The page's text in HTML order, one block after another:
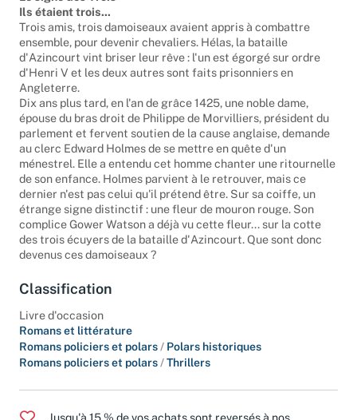
Le signe des Trois
Ils étaient trois...
Trois amis, trois damoiseaux avaient appris à combattre
ensemble, pour devenir chevaliers. Hélas, la bataille
d'Azincourt vint briser leur rêve : l'un est égorgé sur ordre
d'Henri V et les deux autres sont faits prisonniers en
Angleterre.
Dix ans plus tard, en l'an de grâce 1425, une noble dame,
épouse du bras droit de Philippe de Morvilliers, président du
parlement et fervent soutien de la cause anglaise, demande
au clerc Edward Holmes de se mettre en quête d'un
ménestrel. Elle a entendu cet homme chanter une ritournelle
de son enfance. Holmes parvient à le retrouver, mais ce
dernier n'est pas celui qu'il prétend être. Sur sa coiffe, un
étrange signe distinctif : une fleur de mouron rouge. Son
complice Gower Watson a déjà vu cette fleur... sur la cotte
des trois écuyers de la bataille d'Azincourt. Que sont donc
Classification
Livre d'occasion
Romans et littérature
Romans policiers et polars /Polars historiques